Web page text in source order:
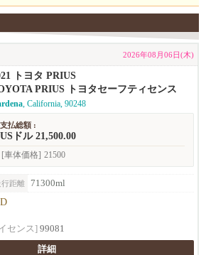
2026年08月06日(木)
トヨタ PRIUS
PRIUS トヨタセーフティセンス
, California, 90248
支払総額 :
USドル 21,500.00
[車体価格] 21500
行距離 71300ml
センス] 99081
詳細